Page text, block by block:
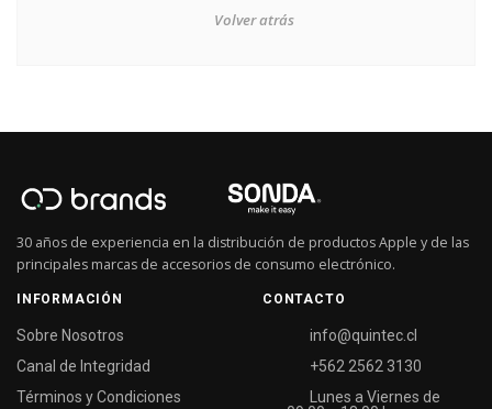
Volver atrás
30 años de experiencia en la distribución de productos Apple y de las
principales marcas de accesorios de consumo electrónico.
INFORMACIÓN
Sobre Nosotros
Canal de Integridad
Términos y Condiciones
CONTACTO
info@quintec.cl
+562 2562 3130
Lunes a Viernes de